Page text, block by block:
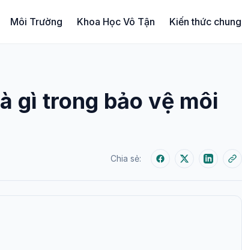
Môi Trường Khoa Học Vô Tận Kiến thức chung
gì trong bảo vệ môi
Chia sẻ: